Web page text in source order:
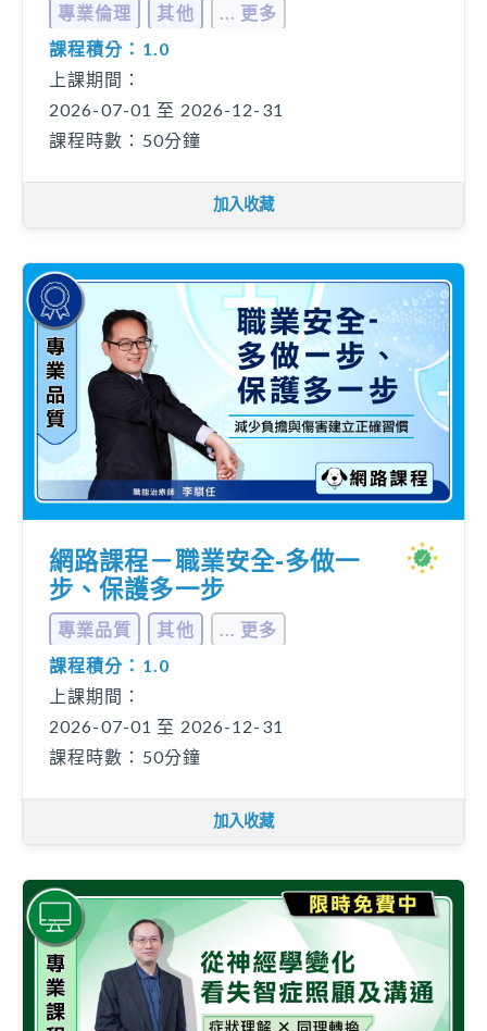
專業倫理 其他
... 更多
課程積分：1.0
上課期間：
2026-07-01 至 2026-12-31
課程時數：50分鐘
加入收藏
網路課程－職業安全-多做一
步、保護多一步
專業品質 其他
... 更多
課程積分：1.0
上課期間：
2026-07-01 至 2026-12-31
課程時數：50分鐘
加入收藏